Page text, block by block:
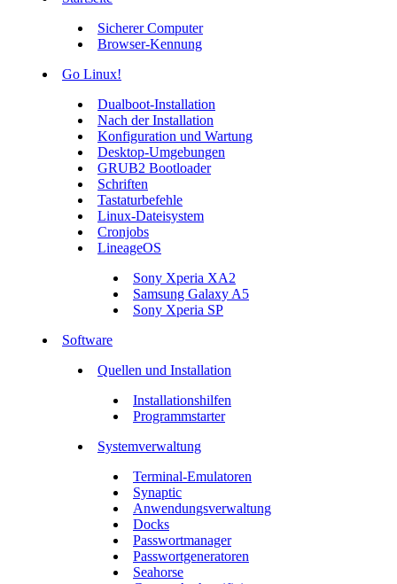
Sicherer Computer
Browser-Kennung
Go Linux!
Dualboot-Installation
Nach der Installation
Konfiguration und Wartung
Desktop-Umgebungen
GRUB2 Bootloader
Schriften
Tastaturbefehle
Linux-Dateisystem
Cronjobs
LineageOS
Sony Xperia XA2
Samsung Galaxy A5
Sony Xperia SP
Software
Quellen und Installation
Installationshilfen
Programmstarter
Systemverwaltung
Terminal-Emulatoren
Synaptic
Anwendungsverwaltung
Docks
Passwortmanager
Passwortgeneratoren
Seahorse